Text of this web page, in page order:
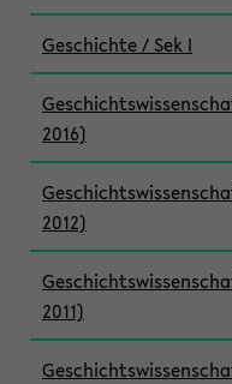
Geschichte / Sek I
2016)
2012)
2011)